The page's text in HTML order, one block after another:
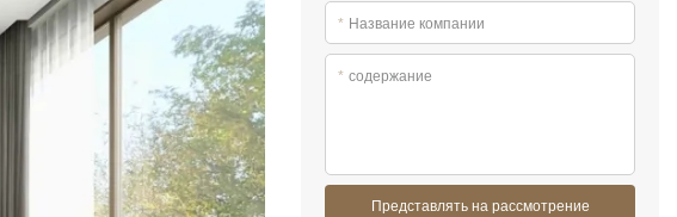
* Название компании
* содержание
Представлять на рассмотрение